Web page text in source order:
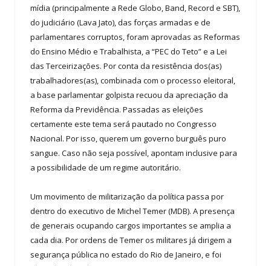
mídia (principalmente a Rede Globo, Band, Record e SBT),
do judiciário (Lava Jato), das forças armadas e de
parlamentares corruptos, foram aprovadas as Reformas
do Ensino Médio e Trabalhista, a “PEC do Teto” e a Lei
das Terceirizações. Por conta da resistência dos(as)
trabalhadores(as), combinada com o processo eleitoral,
a base parlamentar golpista recuou da apreciação da
Reforma da Previdência. Passadas as eleições
certamente este tema será pautado no Congresso
Nacional. Por isso, querem um governo burguês puro
sangue. Caso não seja possível, apontam inclusive para
a possibilidade de um regime autoritário.
Um movimento de militarização da política passa por
dentro do executivo de Michel Temer (MDB). A presença
de generais ocupando cargos importantes se amplia a
cada dia. Por ordens de Temer os militares já dirigem a
segurança pública no estado do Rio de Janeiro, e foi